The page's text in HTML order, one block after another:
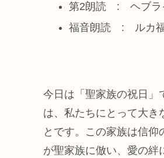
第2朗読 : ヘブラ
福音朗読 : ルカ福
今日は「聖家族の祝日」
は、私たちにとって大き
とです。この家族は信
が聖家族に倣い、愛の絆